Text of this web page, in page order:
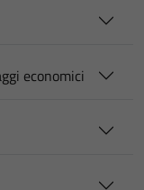
economici